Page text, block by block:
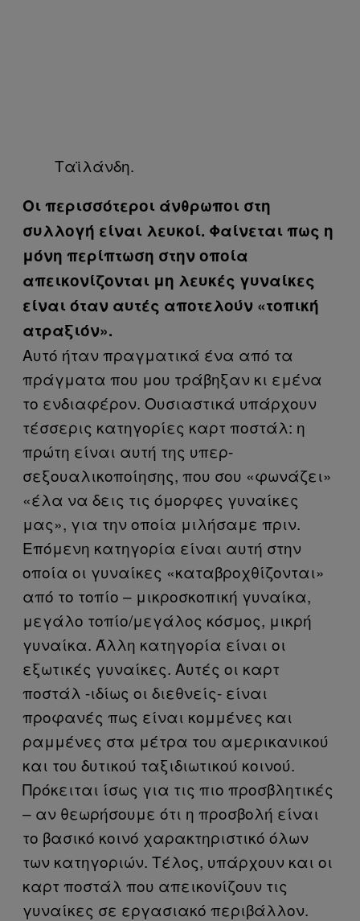
Tαϊλάνδη.
Οι περισσότεροι άνθρωποι στη
συλλογή είναι λευκοί. Φαίνεται πως η
μόνη περίπτωση στην οποία
απεικονίζονται μη λευκές γυναίκες
είναι όταν αυτές αποτελούν «τοπική
ατραξιόν».
Αυτό ήταν πραγματικά ένα από τα
πράγματα που μου τράβηξαν κι εμένα
το ενδιαφέρον. Ουσιαστικά υπάρχουν
τέσσερις κατηγορίες καρτ ποστάλ: η
πρώτη είναι αυτή της υπερ-
σεξουαλικοποίησης, που σου «φωνάζει»
«έλα να δεις τις όμορφες γυναίκες
μας», για την οποία μιλήσαμε πριν.
Επόμενη κατηγορία είναι αυτή στην
οποία οι γυναίκες «καταβροχθίζονται»
από το τοπίο – μικροσκοπική γυναίκα,
μεγάλο τοπίο/μεγάλος κόσμος, μικρή
γυναίκα. Άλλη κατηγορία είναι οι
εξωτικές γυναίκες. Αυτές οι καρτ
ποστάλ -ιδίως οι διεθνείς- είναι
προφανές πως είναι κομμένες και
ραμμένες στα μέτρα του αμερικανικού
και του δυτικού ταξιδιωτικού κοινού.
Πρόκειται ίσως για τις πιο προσβλητικές
– αν θεωρήσουμε ότι η προσβολή είναι
το βασικό κοινό χαρακτηριστικό όλων
των κατηγοριών. Τέλος, υπάρχουν και οι
καρτ ποστάλ που απεικονίζουν τις
γυναίκες σε εργασιακό περιβάλλον.